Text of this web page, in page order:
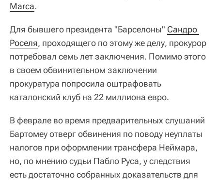
Marca.
Для бывшего президента "Барселоны" Сандро
Роселя, проходящего по этому же делу, прокурор
потребовал семь лет заключения. Помимо этого
в своем обвинительном заключении
прокуратура попросила оштрафовать
каталонский клуб на 22 миллиона евро.
В феврале во время предварительных слушаний
Бартомеу отверг обвинения по поводу неуплаты
налогов при оформлении трансфера Неймара,
но, по мнению судьи Пабло Руса, у следствия
есть достаточно собранных доказательств для